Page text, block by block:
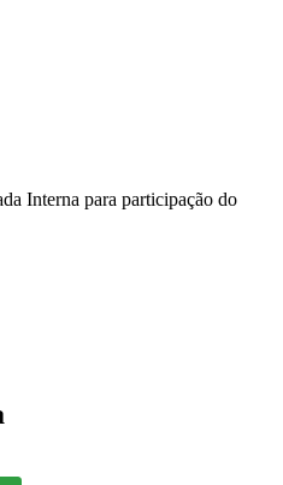
Interna para participação do